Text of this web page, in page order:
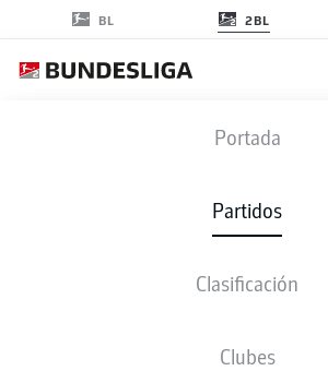
BL 2BL
Portada
Partidos
Clasificación
Clubes
ELV - H96
3 1
ALINEACIONES ESTADÍSTICAS